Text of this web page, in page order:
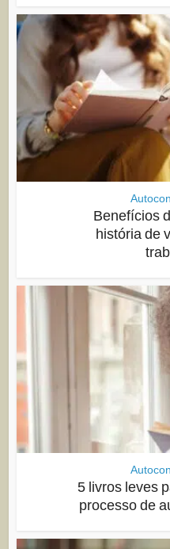
Benefícios
história de
5 livros leves
processo de